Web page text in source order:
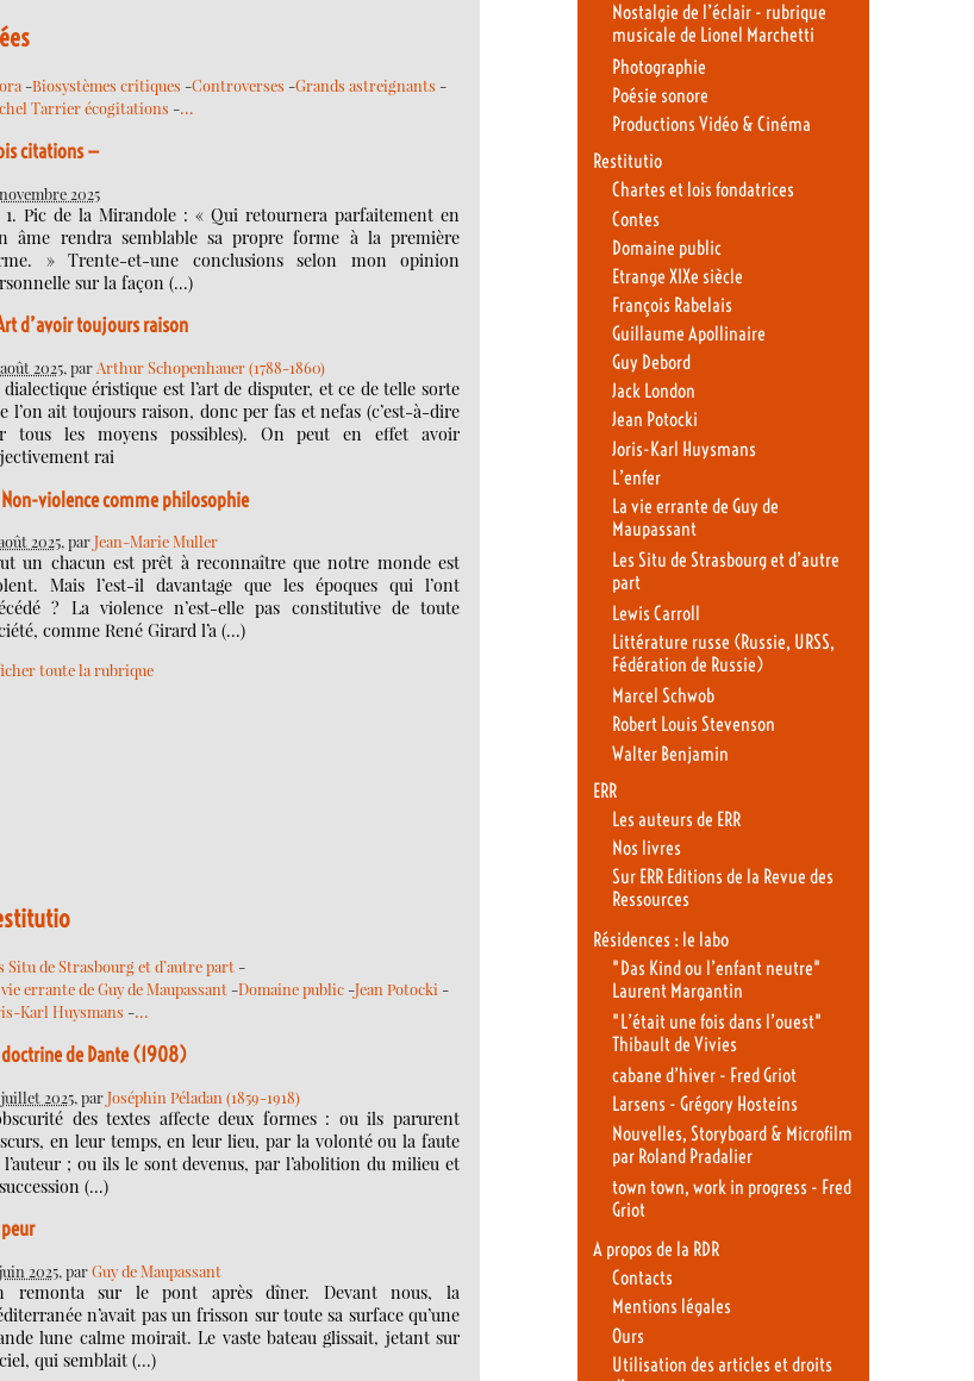
-Biosystèmes critiques -Controverses -Grands astreignants -
Tarrier écogitations -…
citations —
2025
Pic de la Mirandole : « Qui retournera parfaitement en
âme rendra semblable sa propre forme à la première
» Trente-et-une conclusions selon mon opinion
sur la façon (…)
d’avoir toujours raison
2025, parArthur Schopenhauer (1788-1860)
dialectique éristique est l’art de disputer, et ce de telle sorte
l’on ait toujours raison, donc per fas et nefas (c’est-à-dire
tous les moyens possibles). On peut en effet avoir
rai
Non-violence comme philosophie
2025, parJean-Marie Muller
un chacun est prêt à reconnaître que notre monde est
Mais l’est-il davantage que les époques qui l’ont
? La violence n’est-elle pas constitutive de toute
comme René Girard l’a (…)
toute la rubrique
Situ de Strasbourg et d’autre part -
errante de Guy de Maupassant -Domaine public -Jean Potocki -
Karl Huysmans -…
doctrine de Dante (1908)
2025, parJoséphin Péladan (1859-1918)
des textes affecte deux formes : ou ils parurent
en leur temps, en leur lieu, par la volonté ou la faute
l’auteur ; ou ils le sont devenus, par l’abolition du milieu et
(…)
peur
2025, parGuy de Maupassant
remonta sur le pont après dîner. Devant nous, la
n’avait pas un frisson sur toute sa surface qu’une
lune calme moirait. Le vaste bateau glissait, jetant sur
qui semblait (…)
Nostalgie de l’éclair - rubrique
musicale de Lionel Marchetti
Photographie
Poésie sonore
Productions Vidéo & Cinéma
Restitutio
Chartes et lois fondatrices
Contes
Domaine public
Etrange XIXe siècle
François Rabelais
Guillaume Apollinaire
Guy Debord
Jack London
Jean Potocki
Joris-Karl Huysmans
L’enfer
La vie errante de Guy de
Maupassant
Les Situ de Strasbourg et d’autre
part
Lewis Carroll
Littérature russe (Russie, URSS,
Fédération de Russie)
Marcel Schwob
Robert Louis Stevenson
Walter Benjamin
ERR
Les auteurs de ERR
Nos livres
Sur ERR Editions de la Revue des
Ressources
Résidences : le labo
"Das Kind ou l’enfant neutre"
Laurent Margantin
"L’était une fois dans l’ouest"
Thibault de Vivies
cabane d’hiver - Fred Griot
Larsens - Grégory Hosteins
Nouvelles, Storyboard & Microfilm
par Roland Pradalier
town town, work in progress - Fred
Griot
A propos de la RDR
Contacts
Mentions légales
Ours
Utilisation des articles et droits